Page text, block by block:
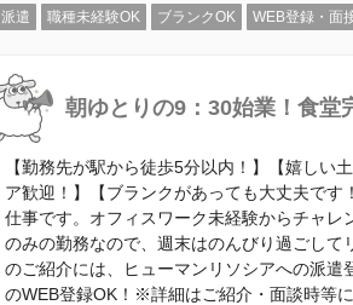
派遣 職種未経験OK ブランクOK WEB登録・面
朝ゆとりの9：30始業！食堂
【勤務先が駅から徒歩5分以内！】【嬉しい
ア歓迎！】【ブランクがあっても大丈夫で
仕事です。オフィスワーク未経験からチャ
のみの勤務なので、週末はのんびり過ごし
のご紹介には、ヒューマンリソシアへの派
のWEB登録OK！※詳細はご紹介・面談時等